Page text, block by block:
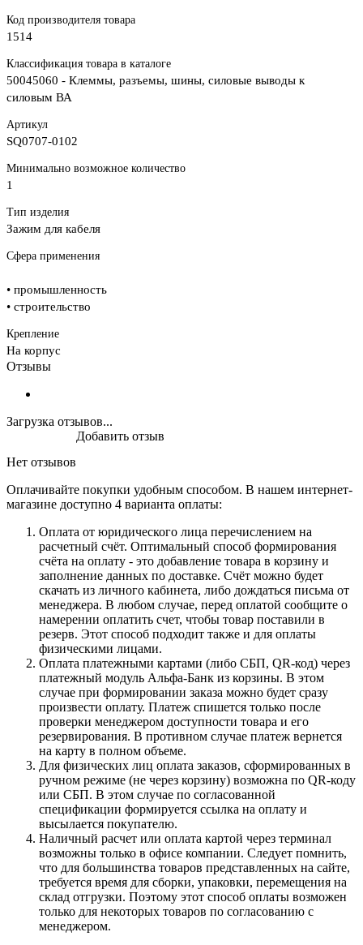
Код производителя товара
1514
Классификация товара в каталоге
50045060 - Клеммы, разъемы, шины, силовые выводы к
силовым ВА
Артикул
SQ0707-0102
Минимально возможное количество
1
Тип изделия
Зажим для кабеля
Сфера применения
• промышленность
• строительство
Крепление
На корпус
Отзывы
Загрузка отзывов...
Нет отзывов
Добавить отзыв
Оплачивайте покупки удобным способом. В нашем интернет-
магазине доступно 4 варианта оплаты:
Оплата от юридического лица перечислением на
расчетный счёт. Оптимальный способ формирования
счёта на оплату - это добавление товара в корзину и
заполнение данных по доставке. Счёт можно будет
скачать из личного кабинета, либо дождаться письма от
менеджера. В любом случае, перед оплатой сообщите о
намерении оплатить счет, чтобы товар поставили в
резерв. Этот способ подходит также и для оплаты
физическими лицами.
Оплата платежными картами (либо СБП, QR-код) через
платежный модуль Альфа-Банк из корзины. В этом
случае при формировании заказа можно будет сразу
произвести оплату. Платеж спишется только после
проверки менеджером доступности товара и его
резервирования. В противном случае платеж вернется
на карту в полном объеме.
Для физических лиц оплата заказов, сформированных в
ручном режиме (не через корзину) возможна по QR-коду
или СБП. В этом случае по согласованной
спецификации формируется ссылка на оплату и
высылается покупателю.
Наличный расчет или оплата картой через терминал
возможны только в офисе компании. Следует помнить,
что для большинства товаров представленных на сайте,
требуется время для сборки, упаковки, перемещения на
склад отгрузки. Поэтому этот способ оплаты возможен
только для некоторых товаров по согласованию с
менеджером.